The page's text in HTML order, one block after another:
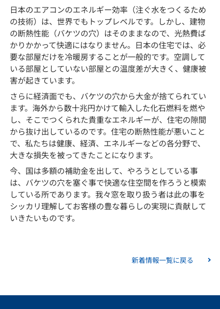
日本のエアコンのエネルギー効率（注ぐ水をつくるため
の技術）は、世界でもトップレベルです。しかし、建物
の断熱性能（バケツの穴）はそのままなので、光熱費ば
かりかかって快適にはなりません。日本の住宅では、必
要な部屋だけを冷暖房することが一般的です。空調して
いる部屋としていない部屋との温度差が大きく、健康被
害が起きています。
さらに経済面でも、バケツの穴から大金が捨てられてい
ます。海外から数十兆円かけて輸入した化石燃料を燃や
し、そこでつくられた貴重なエネルギーが、住宅の隙間
から抜け出しているのです。住宅の断熱性能が悪いこと
で、私たちは健康、経済、エネルギーなどの各分野で、
大きな損失を被ってきたことになります。
今、国は多額の補助金を出して、やろうとしている事
は、バケツの穴を塞ぐ事で快適な住空間を作ろうと模索
している所であります。我々窓を取り扱う者は此の事を
シッカリ理解してお客様の豊な暮らしの実現に貢献して
いきたいものです。
新着情報一覧に戻る